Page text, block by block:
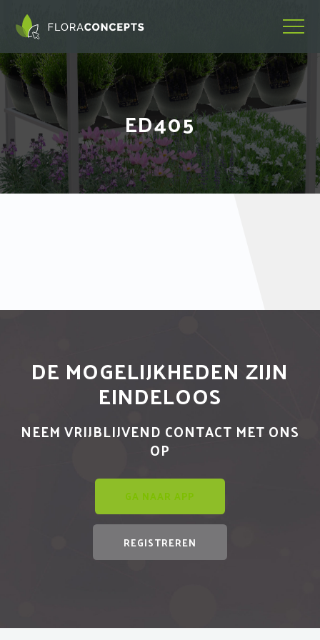
ED405
DE MOGELIJKHEDEN ZIJN
EINDELOOS
NEEM VRIJBLIJVEND CONTACT MET ONS
OP
GA NAAR APP
REGISTREREN